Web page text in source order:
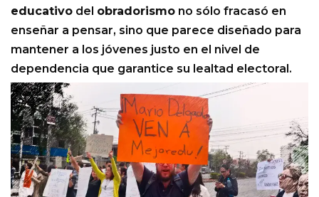
educativo del obradorismo no sólo fracasó en
enseñar a pensar, sino que parece diseñado para
mantener a los jóvenes justo en el nivel de
dependencia que garantice su lealtad electoral.